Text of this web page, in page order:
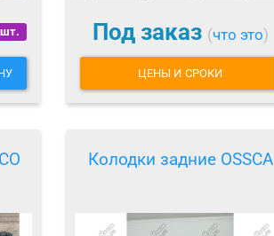
шт. Под заказ (что это)
ЦЕНЫ И СРОКИ
Колодки задние OSSCA